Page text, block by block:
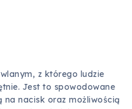
z którego ludzie
Jest to spowodowane
na nacisk oraz możliwością